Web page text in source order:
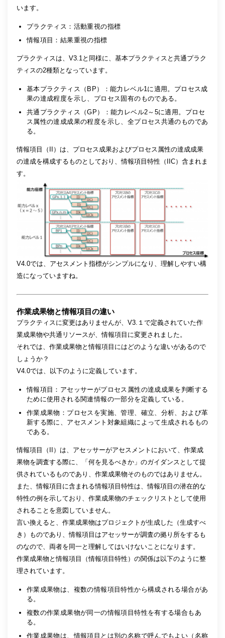
います。
プラクティス：活動重視の指標
情報項目：結果重視の指標
プラクティスは、V3.1と同様に、基本プラクティスと共通プラク
ティスの2種類となっています。
基本プラクティス（BP）：能力レベル1に適用。プロセス成
果の達成程度を示し、プロセス固有のものである。
共通プラクティス（GP）：能力レベル2～5に適用。プロセ
ス属性の達成成果の程度を示し、全プロセス共通のものであ
る。
情報項目（II）は、プロセス成果およびプロセス属性の達成成果
の達成を構成するものとしており、情報項目特性（IIC）含まれま
す。
V4.0では、アセスメント指標がシンプルになり、理解しやすい構
造になっていますね。
作業成果物と情報項目の違い
プラクティスに変更はありませんが、V3.１で定義されていた作
業成果物や共通リソースが、情報項目に変更されました。
それでは、作業成果物と情報項目にはどのような違いがあるので
しょうか？
V4.0では、以下のように定義しています。
情報項目：アセッサーがプロセス属性の達成成果を判断する
ために使用される関連情報の一部分を定義している。
作業成果物：プロセスを実施、管理、確立、分析、および革
新する際に、アセスメント対象組織によって生成されるもの
である。
情報項目（II）は、アセッサーがアセスメントにおいて、作業成
果物を調査する際に、「何を見るべきか」のガイダンスとして提
供されているものであり、作業成果物そのものではありません。
また、情報項目に含まれる情報項目特性は、情報項目の潜在的な
特性の例を示しており、作業成果物のチェックリストとして使用
されることを意図していません。
言い換えると、作業成果物はプロジェクトが生成した（生成すべ
き）ものであり、情報項目はアセッサーが調査の拠り所をするも
のなので、両者を同一と理解してはいけないことになります。
作業成果物と情報項目（情報項目特性）の関係は以下のように整
理されています。
作業成果物は、複数の情報項目特性から構成される場合があ
る。
複数の作業成果物が同一の情報項目特性を有する場合もあ
る。
作業成果物は、情報項目とは別の名称で呼んでもよい（名称